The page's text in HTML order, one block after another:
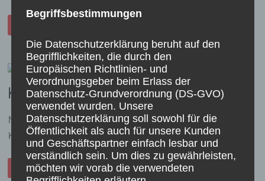
FAMILIENNACHMITTAG
Kirmesprogramm 2025
Nach den Jubiläumsfeierlichkeiten ist vor der Kirmes.
König Thomas II. läutet mit seiner Inthronisation die …
KIRMESPROGRAMM
2025
WEITERLESEN
Begriffsbestimmungen
Die Datenschutzerklärung beruht auf den
Begrifflichkeiten, die durch den
Europäischen Richtlinien- und
Verordnungsgeber beim Erlass der
Datenschutz-Grundverordnung (DS-GVO)
verwendet wurden. Unsere
Datenschutzerklärung soll sowohl für die
Öffentlichkeit als auch für unsere Kunden
und Geschäftspartner einfach lesbar und
verständlich sein. Um dies zu gewährleisten,
möchten wir vorab die verwendeten